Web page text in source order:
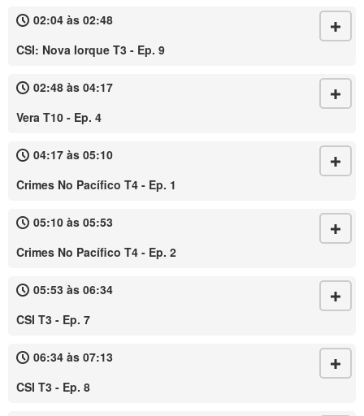
02:04 às 02:48
CSI: Nova Iorque T3 - Ep. 9
02:48 às 04:17
Vera T10 - Ep. 4
04:17 às 05:10
Crimes No Pacífico T4 - Ep. 1
05:10 às 05:53
Crimes No Pacífico T4 - Ep. 2
05:53 às 06:34
CSI T3 - Ep. 7
06:34 às 07:13
CSI T3 - Ep. 8